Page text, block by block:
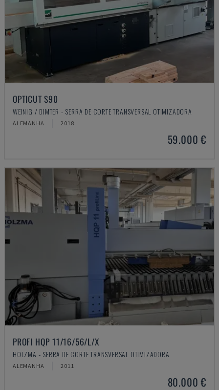
OPTICUT S90
WEINIG / DIMTER - SERRA DE CORTE TRANSVERSAL OTIMIZADORA
ALEMANHA 2018
59.000 €
PROFI HQP 11/16/56/L/X
HOLZMA - SERRA DE CORTE TRANSVERSAL OTIMIZADORA
ALEMANHA 2011
80.000 €